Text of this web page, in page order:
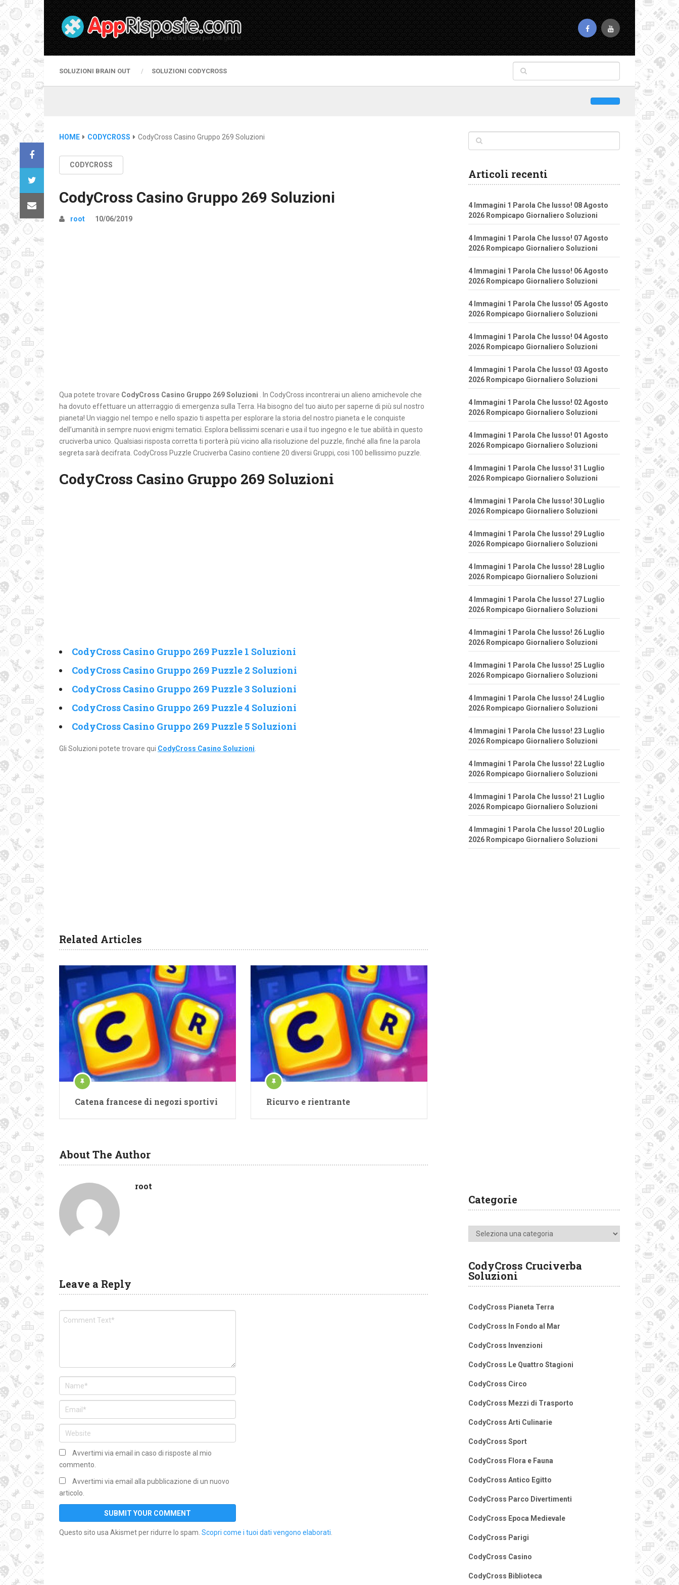
SOLUZIONI BRAIN OUT SOLUZIONI CODYCROSS
HOME CODYCROSS CodyCross Casino Gruppo 269 Soluzioni
CODYCROSS
CodyCross Casino Gruppo 269 Soluzioni
root 10/06/2019
Qua potete trovare CodyCross Casino Gruppo 269 Soluzioni
. In CodyCross incontrerai un alieno amichevole che
ha dovuto effettuare un atterraggio di emergenza sulla Terra. Ha bisogno del tuo aiuto per saperne di più sul nostro
pianeta! Un viaggio nel tempo e nello spazio ti aspetta per esplorare la storia del nostro pianeta e le conquiste
dell’umanità in sempre nuovi enigmi tematici. Esplora bellissimi scenari e usa il tuo ingegno e le tue abilità in questo
cruciverba unico. Qualsiasi risposta corretta ti porterà più vicino alla risoluzione del puzzle, finché alla fine la parola
segreta sarà decifrata. CodyCross Puzzle Cruciverba Casino contiene 20 diversi Gruppi, cosi 100 bellissimo puzzle.
CodyCross Casino Gruppo 269 Soluzioni
CodyCross Casino Gruppo 269 Puzzle 1 Soluzioni
CodyCross Casino Gruppo 269 Puzzle 2 Soluzioni
CodyCross Casino Gruppo 269 Puzzle 3 Soluzioni
CodyCross Casino Gruppo 269 Puzzle 4 Soluzioni
CodyCross Casino Gruppo 269 Puzzle 5 Soluzioni
Gli Soluzioni potete trovare qui CodyCross Casino Soluzioni
Related Articles
Catena francese di negozi sportivi Ricurvo e rientrante
About The Author
root
Leave a Reply
Avvertimi via email in caso di risposte al mio
commento.
Avvertimi via email alla pubblicazione di un nuovo
articolo.
Questo sito usa Akismet per ridurre lo spam. Scopri come i tuoi dati vengono elaborati
Articoli recenti
4 Immagini 1 Parola Che lusso! 08 Agosto
2026 Rompicapo Giornaliero Soluzioni
4 Immagini 1 Parola Che lusso! 07 Agosto
2026 Rompicapo Giornaliero Soluzioni
4 Immagini 1 Parola Che lusso! 06 Agosto
2026 Rompicapo Giornaliero Soluzioni
4 Immagini 1 Parola Che lusso! 05 Agosto
2026 Rompicapo Giornaliero Soluzioni
4 Immagini 1 Parola Che lusso! 04 Agosto
2026 Rompicapo Giornaliero Soluzioni
4 Immagini 1 Parola Che lusso! 03 Agosto
2026 Rompicapo Giornaliero Soluzioni
4 Immagini 1 Parola Che lusso! 02 Agosto
2026 Rompicapo Giornaliero Soluzioni
4 Immagini 1 Parola Che lusso! 01 Agosto
2026 Rompicapo Giornaliero Soluzioni
4 Immagini 1 Parola Che lusso! 31 Luglio
2026 Rompicapo Giornaliero Soluzioni
4 Immagini 1 Parola Che lusso! 30 Luglio
2026 Rompicapo Giornaliero Soluzioni
4 Immagini 1 Parola Che lusso! 29 Luglio
2026 Rompicapo Giornaliero Soluzioni
4 Immagini 1 Parola Che lusso! 28 Luglio
2026 Rompicapo Giornaliero Soluzioni
4 Immagini 1 Parola Che lusso! 27 Luglio
2026 Rompicapo Giornaliero Soluzioni
4 Immagini 1 Parola Che lusso! 26 Luglio
2026 Rompicapo Giornaliero Soluzioni
4 Immagini 1 Parola Che lusso! 25 Luglio
2026 Rompicapo Giornaliero Soluzioni
4 Immagini 1 Parola Che lusso! 24 Luglio
2026 Rompicapo Giornaliero Soluzioni
4 Immagini 1 Parola Che lusso! 23 Luglio
2026 Rompicapo Giornaliero Soluzioni
4 Immagini 1 Parola Che lusso! 22 Luglio
2026 Rompicapo Giornaliero Soluzioni
4 Immagini 1 Parola Che lusso! 21 Luglio
2026 Rompicapo Giornaliero Soluzioni
4 Immagini 1 Parola Che lusso! 20 Luglio
2026 Rompicapo Giornaliero Soluzioni
Categorie
Categorie
CodyCross Cruciverba
Soluzioni
CodyCross Pianeta Terra
CodyCross In Fondo al Mar
CodyCross Invenzioni
CodyCross Le Quattro Stagioni
CodyCross Circo
CodyCross Mezzi di Trasporto
CodyCross Arti Culinarie
CodyCross Sport
CodyCross Flora e Fauna
CodyCross Antico Egitto
CodyCross Parco Divertimenti
CodyCross Epoca Medievale
CodyCross Parigi
CodyCross Casino
CodyCross Biblioteca